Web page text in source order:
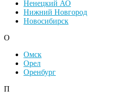
Ненецкий АО
Нижний Новгород
Новосибирск
О
Омск
Орел
Оренбург
П